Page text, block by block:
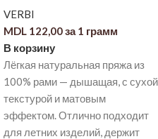
VERBI
MDL 122,00за 1 грамм
В корзину
Лёгкая натуральная пряжа из
100% рами — дышащая, с сухой
текстурой и матовым
эффектом. Отлично подходит
для летних изделий, держит